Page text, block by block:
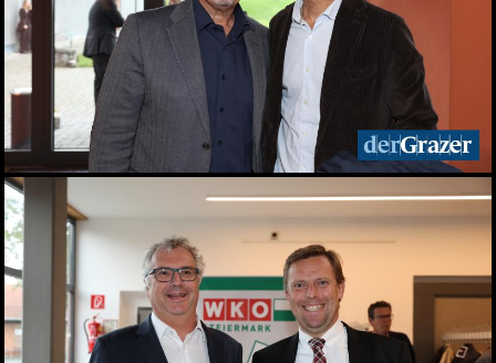
15.05.2026
Das Viertel 4 startet in die
Sommersaison
13.05.2026
Frühlingsfest der idlab
GmbH
Shopping Friday im
Murpark
Das war der Kunst- und
Designmarkt in Graz
10.05.2026